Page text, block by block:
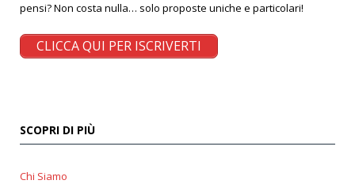
pensi? Non costa nulla… solo proposte uniche e particolari!
CLICCA QUI PER ISCRIVERTI
SCOPRI DI PIÙ
Chi Siamo